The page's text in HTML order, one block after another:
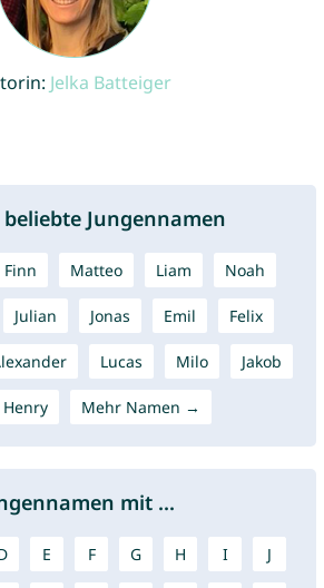
Jelka Batteiger
Jungennamen
Finn Matteo Liam Noah
Julian Jonas Emil Felix
Lucas Milo Jakob
Henry Mehr Namen →
mit ...
E F G H I J